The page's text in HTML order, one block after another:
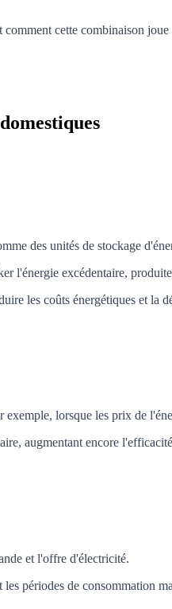
cette combinaison
des unités de stockage
l'énergie excédentaire,
les coûts énergétiques et la
lorsque les prix de
augmentant encore
et l'offre d'électricité.
périodes de consommation